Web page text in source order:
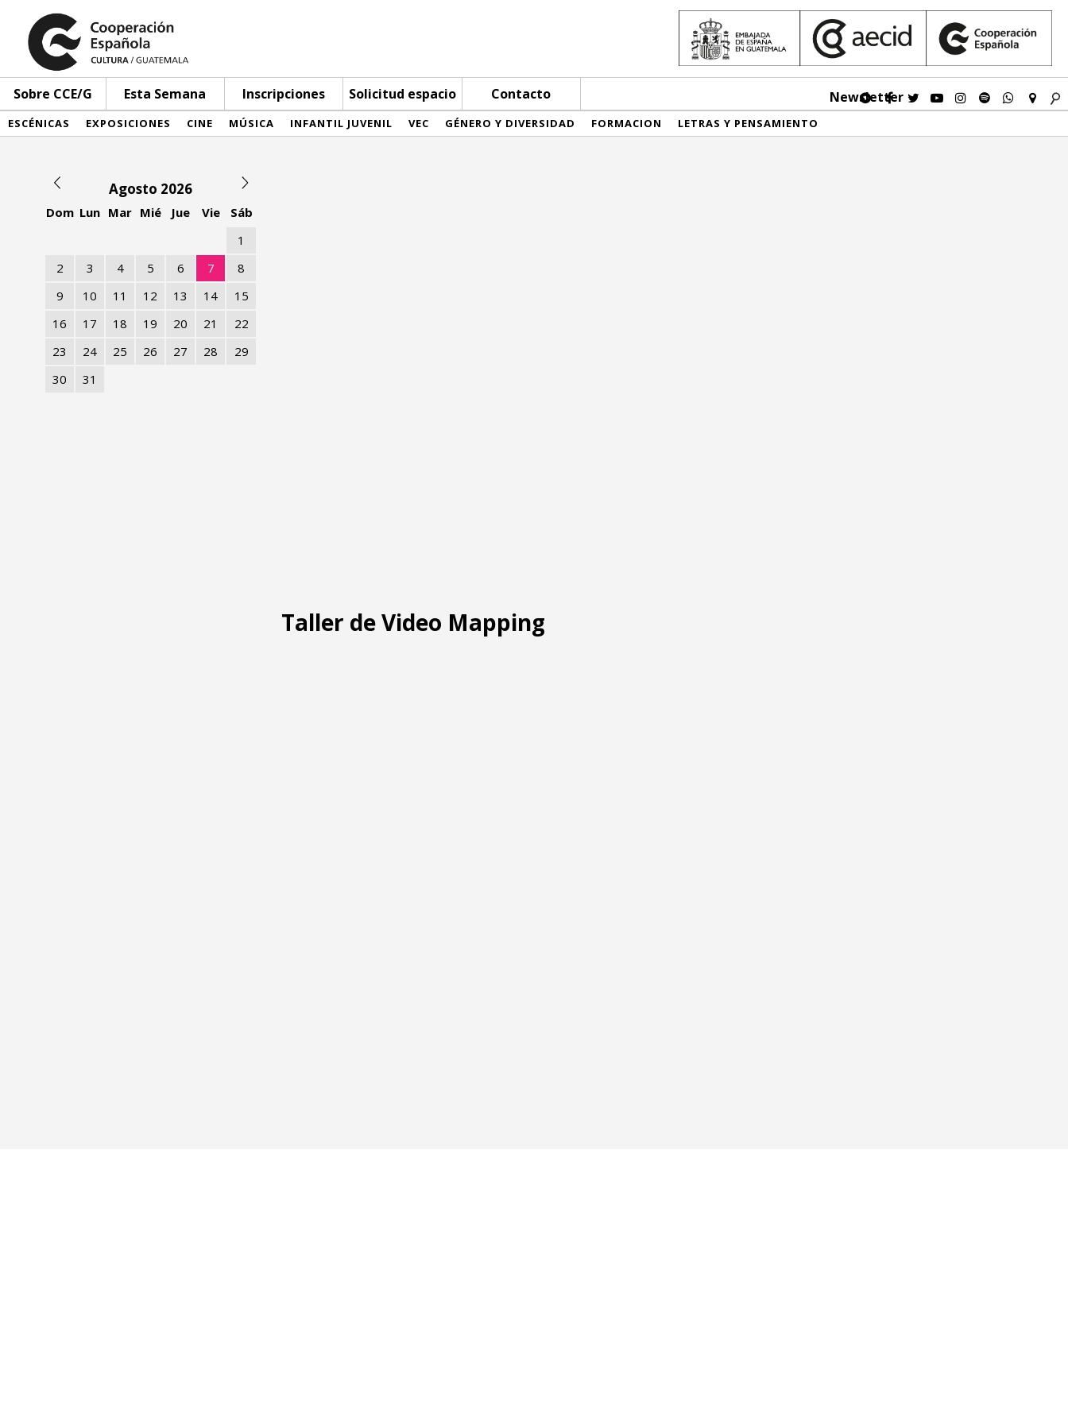
Sobre CCE/G Esta Semana Inscripciones Solicitud espacio Contacto Newsletter
ESCÉNICAS EXPOSICIONES CINE MÚSICA INFANTIL JUVENIL VEC GÉNERO Y DIVERSIDAD FORMACION LETRAS Y PENSAMIENTO
Agosto 2026
Dom Lun Mar Mié Jue Vie
Sáb
1
2
3 4 5 6 7
8
9
10 11 12 13 14
15
16
17 18 19 20 21
22
23
24 25 26 27 28
29
30
31
Taller de Video Mapping